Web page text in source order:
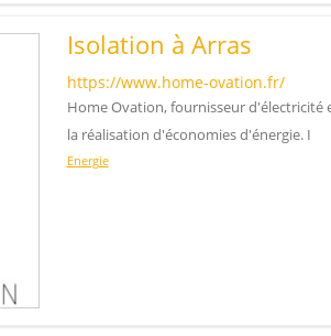
Isolation à Arras
https://www.home-ovation.fr/
Home Ovation, fournisseur d'électricité
la réalisation d'économies d'énergie. I
Energie